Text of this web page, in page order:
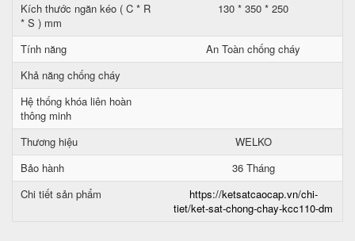
Kích thước ngăn kéo ( C * R
* S ) mm
130 * 350 * 250
Tính năng
An Toàn chống cháy
Khả năng chống cháy
Hệ thống khóa liên hoàn
thông minh
Thương hiệu
WELKO
Bảo hành
36 Tháng
Chi tiết sản phẩm
https://ketsatcaocap.vn/chi-
tiet/ket-sat-chong-chay-kcc110-dm